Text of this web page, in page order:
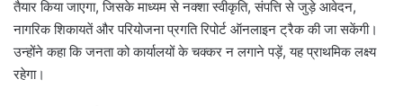
तैयार किया जाएगा, जिसके माध्यम से नक्शा स्वीकृति, संपत्ति से जुड़े आवेदन,
नागरिक शिकायतें और परियोजना प्रगति रिपोर्ट ऑनलाइन ट्रैक की जा सकेंगी।
उन्होंने कहा कि जनता को कार्यालयों के चक्कर न लगाने पड़ें, यह प्राथमिक लक्ष्य
रहेगा।